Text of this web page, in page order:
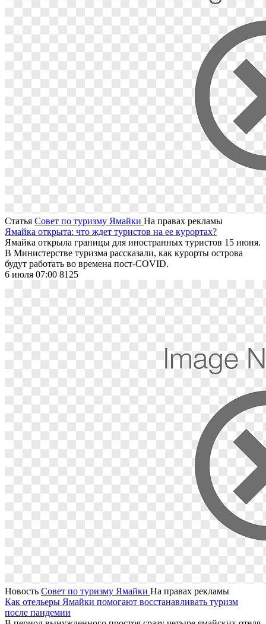
Статья Совет по туризму Ямайки На правах рекламы
Ямайка открыта: что ждет туристов на ее курортах?
Ямайка открыла границы для иностранных туристов 15 июня.
В Министерстве туризма рассказали, как курорты острова
будут работать во времена пост-COVID.
6 июля 07:00 8125
Новость Совет по туризму Ямайки На правах рекламы
Как отельеры Ямайки помогают восстанавливать туризм
после пандемии